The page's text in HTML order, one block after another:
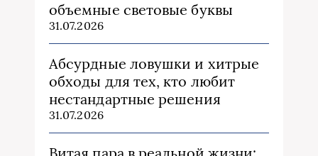
объемные световые буквы
31.07.2026
Абсурдные ловушки и хитрые
обходы для тех, кто любит
нестандартные решения
31.07.2026